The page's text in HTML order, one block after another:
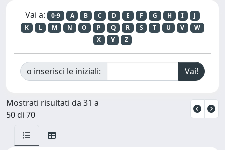
Vai a: 0-9 A B C D E F G H I
J
K
L M N O P Q R S T U V
W
X
Y Z
o inserisci le iniziali:
Mostrati risultati da 31 a
50 di 70